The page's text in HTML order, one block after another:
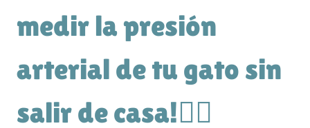
medir la presión
arterial de tu gato sin
salir de casa!👩‍⚕️